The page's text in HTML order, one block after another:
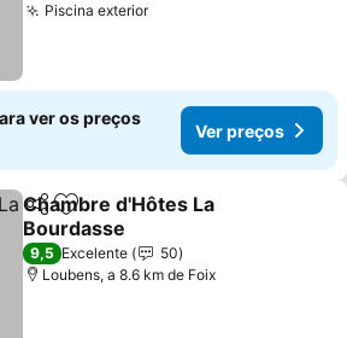
Piscina exteriorVer preços
ver os preços
Ver preços
PartilharAdicionar aos favoritos
Chambre d'Hôtes La
Bourdasse
Ver preços
9,5 Excelente
50
Loubens, a 8.6 km de Foix